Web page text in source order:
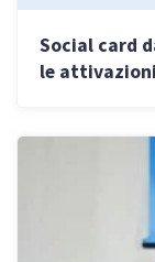
Social card
le attivazioni